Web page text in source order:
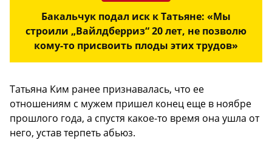
Бакальчук подал иск к Татьяне: «Мы
строили „Вайлдберриз“ 20 лет, не позволю
кому-то присвоить плоды этих трудов»
Татьяна Ким ранее признавалась, что ее
отношениям с мужем пришел конец еще в ноябре
прошлого года, а спустя какое-то время она ушла от
него, устав терпеть абьюз.